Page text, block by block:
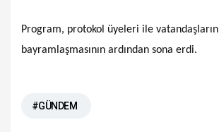
Program, protokol üyeleri ile vatandaşların
bayramlaşmasının ardından sona erdi.
#GÜNDEM